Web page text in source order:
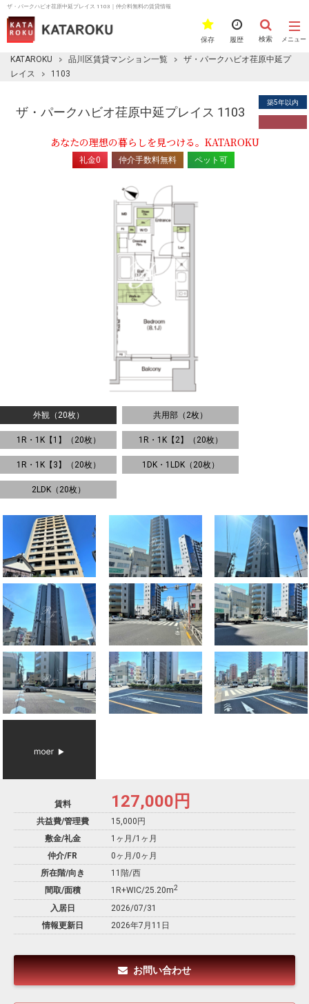
ザ・パークハビオ荏原中延プレイス 1103｜仲介料無料の賃貸情報
メニュー
検索
履歴
保存
KATAROKU 品川区賃貸マンション一覧
ザ・パークハビオ荏原中延プ
レイス
1103
ザ・パークハビオ荏原中延プレイス 1103
築5年以内
あなたの理想の暮らしを見つける。KATAROKU
礼金0 仲介手数料無料 ペット可
外観（20枚） 共用部（2枚）
1R・1K【1】（20枚） 1R・1K【2】（20枚）
1R・1K【3】（20枚） 1DK・1LDK（20枚）
2LDK（20枚）
賃料 127,000 円
共益費/管理費
15,000円
敷金/礼金
1ヶ月 /1ヶ月
仲介/FR
0ヶ月 /0ヶ月
所在階/向き
11階/西
間取/面積
1R+WIC/25.20m2
入居日
2026/07/31
情報更新日
2026年7月11日
お問い合わせ